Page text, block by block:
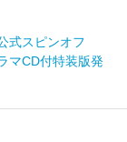
式スピンオフ
マCD付特装版発